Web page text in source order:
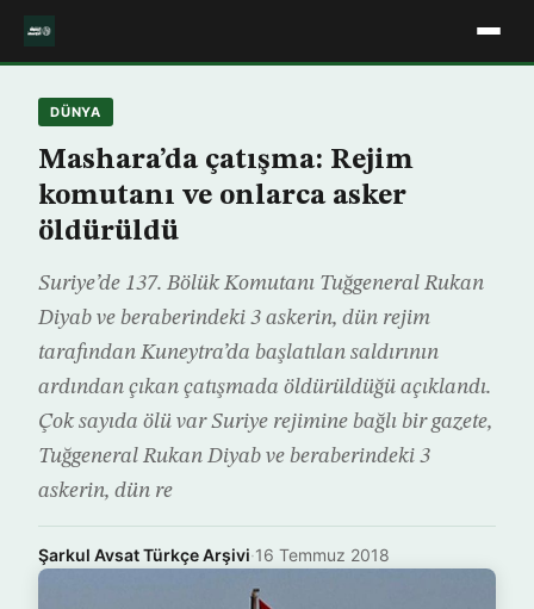
DÜNYA
Mashara’da çatışma: Rejim
komutanı ve onlarca asker
öldürüldü
Suriye’de 137. Bölük Komutanı Tuğgeneral Rukan
Diyab ve beraberindeki 3 askerin, dün rejim
tarafından Kuneytra’da başlatılan saldırının
ardından çıkan çatışmada öldürüldüğü açıklandı.
Çok sayıda ölü var Suriye rejimine bağlı bir gazete,
Tuğgeneral Rukan Diyab ve beraberindeki 3
askerin, dün re
Şarkul Avsat Türkçe Arşivi·16 Temmuz 2018